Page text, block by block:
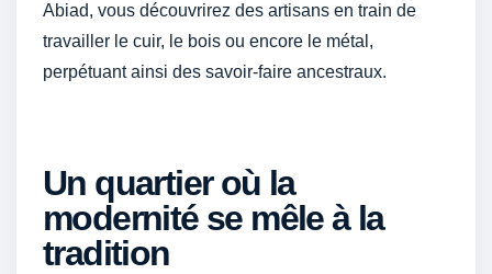
Abiad, vous découvrirez des artisans en train de
travailler le cuir, le bois ou encore le métal,
perpétuant ainsi des savoir-faire ancestraux.
Un quartier où la
modernité se mêle à la
tradition